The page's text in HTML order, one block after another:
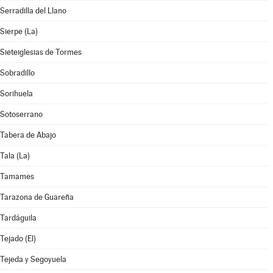
Serradilla del Llano
Sierpe (La)
Sieteiglesias de Tormes
Sobradillo
Sorihuela
Sotoserrano
Tabera de Abajo
Tala (La)
Tamames
Tarazona de Guareña
Tardáguila
Tejado (El)
Tejeda y Segoyuela